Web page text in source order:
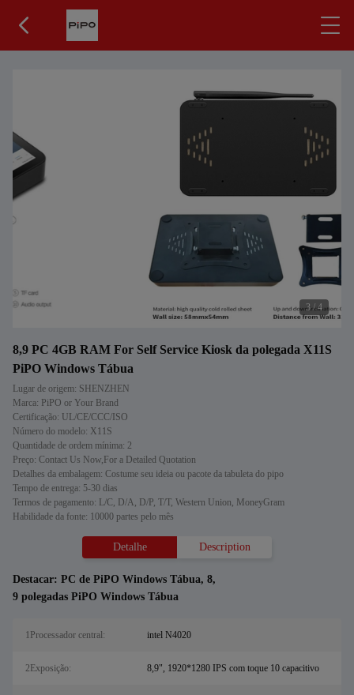
3/4
8,9 PC 4GB RAM For Self Service Kiosk da polegada X11S
PiPO Windows Tábua
Lugar de origem: SHENZHEN
Marca: PiPO or Your Brand
Certificação: UL/CE/CCC/ISO
Número do modelo: X11S
Quantidade de ordem mínima: 2
Preço: Contact Us Now,For a Detailed Quotation
Detalhes da embalagem: Costume seu ideia ou pacote da tabuleta do pipo
Tempo de entrega: 5-30 dias
Termos de pagamento: L/C, D/A, D/P, T/T, Western Union, MoneyGram
Habilidade da fonte: 10000 partes pelo mês
Detalhe Description
Destacar: PC de PiPO Windows Tábua, 8,
9 polegadas PiPO Windows Tábua
1Processador central: intel N4020
2Exposição: 8,9", 1920*1280 IPS com toque 10 capacitivo